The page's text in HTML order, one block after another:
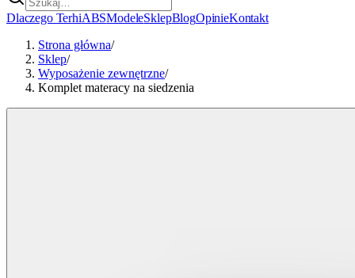
Dlaczego TerhiABSModeleSklepBlogOpinieKontakt
Strona główna/
Sklep/
Wyposażenie zewnętrzne/
Komplet materacy na siedzenia